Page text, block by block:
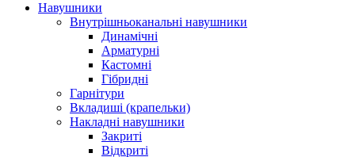
Навушники
Внутрішньоканальні навушники
Динамічні
Арматурні
Кастомні
Гібридні
Гарнітури
Вкладиші (крапельки)
Накладні навушники
Закриті
Відкриті